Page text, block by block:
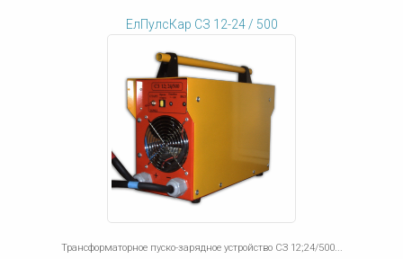
ЕлПулсКар СЗ 12-24 / 500
Трансформаторное пуско-зарядное устройство СЗ 12;24/500...